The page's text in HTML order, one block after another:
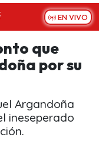
EN VIVO
que
por su
Argandoña
ineseperado